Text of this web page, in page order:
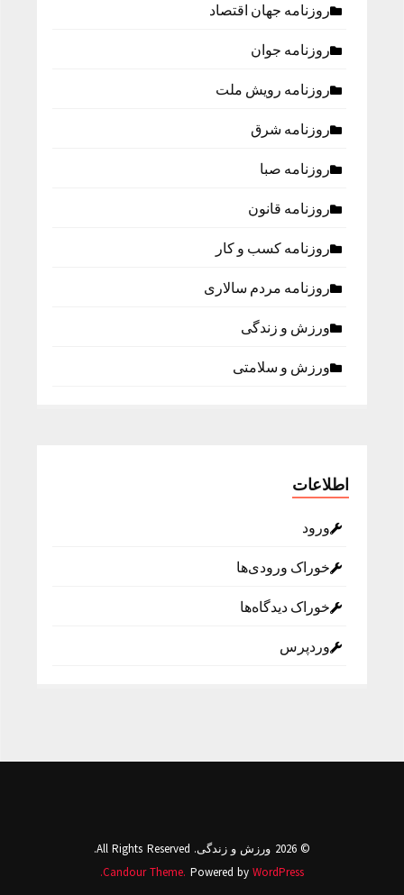
روزنامه جهان اقتصاد
روزنامه جوان
روزنامه رویش ملت
روزنامه شرق
روزنامه صبا
روزنامه قانون
روزنامه كسب و كار
روزنامه مردم سالاری
ورزش و زندگی
ورزش و سلامتی
اطلاعات
ورود
خوراک ورودی‌ها
خوراک دیدگاه‌ها
وردپرس
© 2026 ورزش و زندگی. All Rights Reserved.
Candour Theme. Powered byWordPress.